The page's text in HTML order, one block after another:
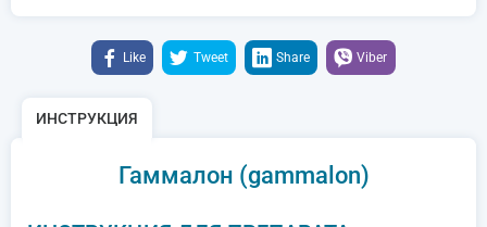
Like Tweet Share Viber
ИНСТРУКЦИЯ
Гаммалон (gammalon)